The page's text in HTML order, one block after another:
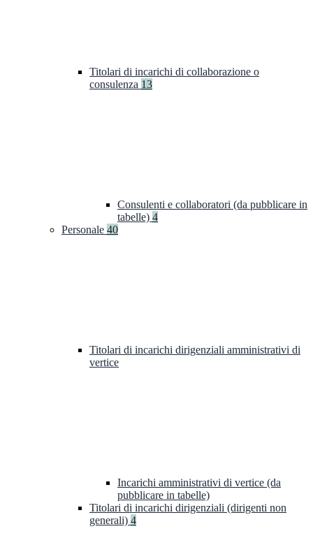
Titolari di incarichi di collaborazione o
consulenza 13
Consulenti e collaboratori (da pubblicare in
tabelle) 4
Personale 40
Titolari di incarichi dirigenziali amministrativi di
vertice
Incarichi amministrativi di vertice (da
pubblicare in tabelle)
Titolari di incarichi dirigenziali (dirigenti non
generali) 4